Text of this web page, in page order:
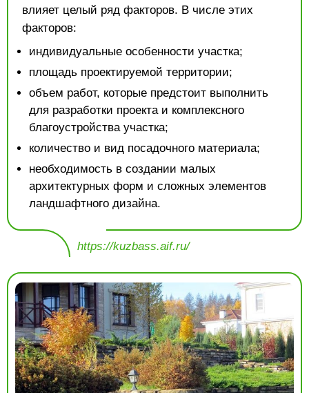
влияет целый ряд факторов. В числе этих
факторов:
индивидуальные особенности участка;
площадь проектируемой территории;
объем работ, которые предстоит выполнить
для разработки проекта и комплексного
благоустройства участка;
количество и вид посадочного материала;
необходимость в создании малых
архитектурных форм и сложных элементов
ландшафтного дизайна.
https://kuzbass.aif.ru/